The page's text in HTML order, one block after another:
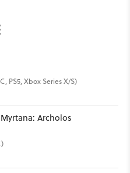
PS5, Xbox Series X/S)
Archolos